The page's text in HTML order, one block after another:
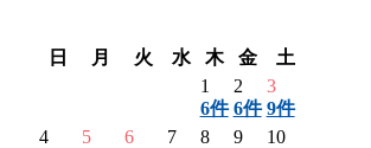
日
月 火 水 木 金
土
1
6件
2
6件
3
9件
4
5
6
7
8
9
10